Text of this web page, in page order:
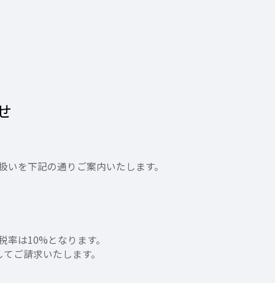
を下記の通りご案内いたします。
は10%となります。
ご請求いたします。